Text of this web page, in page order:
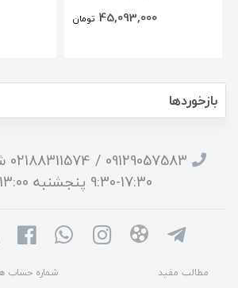
45,093,000 تومان
بازخوردها
17:30-9:30 پنجشنبه 13:00-9:30
مطالب مفید شماره حساب